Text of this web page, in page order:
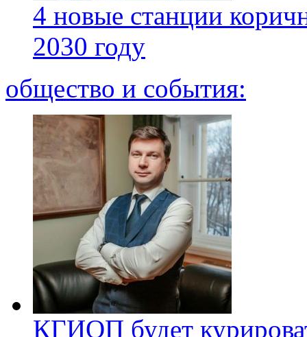
4 новые станции
2030 году
общество и события:
КГИОП будет